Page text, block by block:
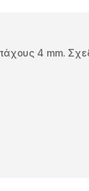
4 mm.